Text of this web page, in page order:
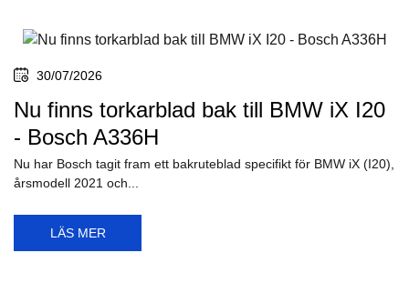
30/07/2026
Nu finns torkarblad bak till BMW iX I20
- Bosch A336H
Nu har Bosch tagit fram ett bakruteblad specifikt för BMW iX (I20),
årsmodell 2021 och...
LÄS MER